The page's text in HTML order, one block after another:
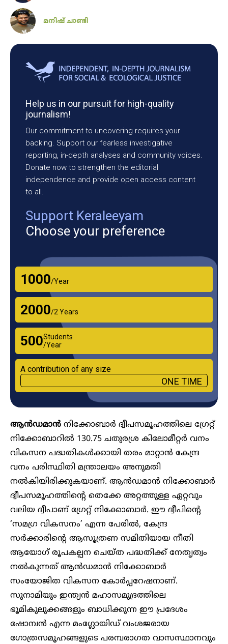
മനിഷ് ചാണ്ടി
Help us in our pursuit for high-quality
journalism!
Our commitment to uncovering requires your
backing. Support our fearless investigative
reporting, in-depth analyses and community voices.
Donate now to strengthen the editorial
independence and provide open access content
to all.
Support Keraleeyam
Choose your preference
₹1000/Year
₹2000/2 Years
₹500Students
/Year
A contribution of any size
ONE TIME
ആൻഡമാൻ നിക്കോബാർ ദ്വീപസമൂഹത്തിലെ ഗ്രേറ്റ്
നിക്കോബാറിൽ 130.75 ചതുരശ്ര കിലോമീറ്റർ വനം
വികസന പദ്ധതികൾക്കായി തരം മാറ്റാൻ കേന്ദ്ര
വനം പരിസ്ഥിതി മന്ത്രാലയം അനുമതി
നൽകിയിരിക്കുകയാണ്. ആൻഡമാൻ നിക്കോബാർ
ദ്വീപസമൂഹത്തിന്റെ തെക്കേ അറ്റത്തുള്ള ഏറ്റവും
വലിയ ദ്വീപാണ് ഗ്രേറ്റ് നിക്കോബാർ. ഈ ദ്വീപിന്റെ
‘സമഗ്ര വികസനം’ എന്ന പേരിൽ, കേന്ദ്ര
സർക്കാരിന്റെ ആസൂത്രണ സമിതിയായ നീതി
ആയോഗ് രൂപകല്പന ചെയ്ത പദ്ധതിക്ക് നേതൃത്വം
നൽകുന്നത് ആൻഡമാൻ നിക്കോബാർ
സംയോജിത വികസന കോർപ്പറേഷനാണ്.
സുനാമിയും ഇന്ത്യൻ മഹാസമുദ്രത്തിലെ
ഭൂമികുലുക്കങ്ങളും ബാധിക്കുന്ന ഈ പ്രദേശം
ഷോമ്പന്‍ എന്ന മംഗ്ലോയിഡ് വംശജരായ
ഗോത്രസമൂഹങ്ങളുടെ പരമ്പരാ​ഗത വാസസ്ഥാനവും